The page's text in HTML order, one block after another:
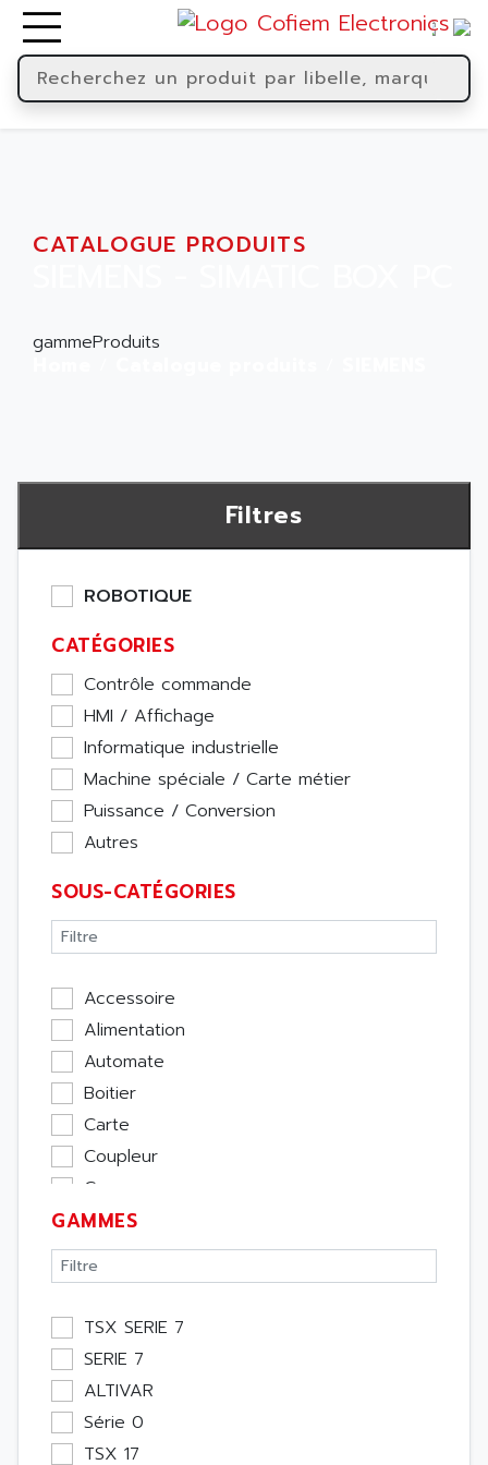
CATALOGUE PRODUITS
gammeProduits
Filtres
ROBOTIQUE
CATÉGORIES
Contrôle commande
HMI / Affichage
Informatique industrielle
Machine spéciale / Carte métier
Puissance / Conversion
Autres
SOUS-CATÉGORIES
Accessoire
Alimentation
Automate
Boitier
Carte
Coupleur
Cpu
Ecran
Entrée / Sortie
Memoire
Module Métier
Moteur
Pupitre Opérateur
Rack
Etude
GAMMES
TSX SERIE 7
SERIE 7
ALTIVAR
Série 0
TSX 17